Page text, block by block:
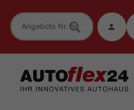
Fahrzeugnummer
Autoflex24
GmbH